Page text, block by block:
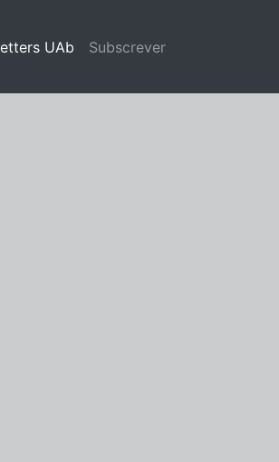
UAb (current)
Subscrever